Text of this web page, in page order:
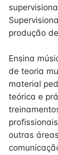
produção
Ensina
de teoria
material
teórica e
outras